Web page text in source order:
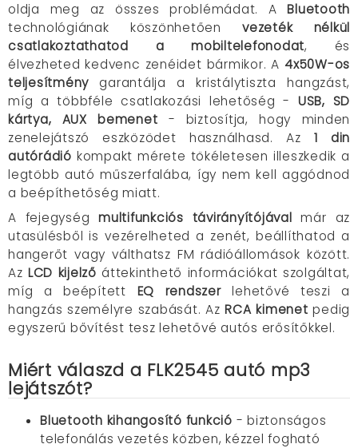
oldja meg az összes problémádat. ABluetooth
technológiának köszönhetően vezeték nélkül
csatlakoztathatod a mobiltelefonodat, és
élvezheted kedvenc zenéidet bármikor. A 4x50W-os
teljesítmény garantálja a kristálytiszta hangzást,
míg a többféle csatlakozási lehetőség - USB, SD
kártya, AUX bemenet - biztosítja, hogy minden
zenelejátszó eszközödet használhasd. Az 1 din
autórádió kompakt mérete tökéletesen illeszkedik a
legtöbb autó műszerfalába, így nem kell aggódnod
a beépíthetőség miatt.
A fejegységmultifunkciós távirányítójával már az
utasülésből is vezérelheted a zenét, beállíthatod a
hangerőt vagy válthatsz FM rádióállomások között.
Az LCD kijelző áttekinthető információkat szolgáltat,
míg a beépített EQ rendszerlehetővé teszi a
hangzás személyre szabását. AzRCA kimenet pedig
egyszerű bővítést tesz lehetővé autós erősítőkkel.
Miért válaszd a FLK2545 autó mp3
lejátszót?
Bluetooth kihangosító funkció - biztonságos
telefonálás vezetés közben, kézzel fogható